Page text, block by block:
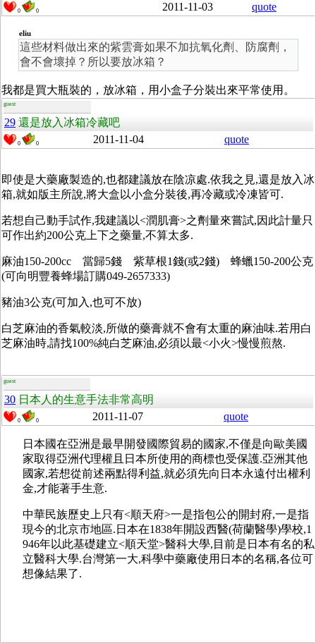
0 0 2011-11-03 quote
eliu
這些材料做出來的紫雲膏如果不加抗氧化劑、防腐劑，
會不會壞掉？所以要放冰箱？
我都是買大瓶裝的，放冰箱，用小盒子分裝出來平常使用。
guest
29 還是放入冰箱冷藏吧
0 0 2011-11-04 quote
即使是大藥廠製造的,也都建議放在陰凉處.依我之見,還是放入冰
箱,就如版主所說,將大盒以小盒分裝後,再冷藏或冷凍皆可.
若想自己動手試作,我建議以<潤肌膏>之劑量來嘗試,因此計量只
可作出約200公克上下之藥量,不算太多.
麻油150-200cc 當歸5錢 紫草根1錢(或2錢) 蜂蠟150-200公克
(可向明豐養蜂場訂購049-2657333)
豬油3公克(可加入,也可不放)
白芝麻油的香氣較淡,所做的藥膏就不會有太重的麻油味.若用白
芝麻油時,請找100%純白芝麻油,必須以最<小火>慢慢煎熬.
guest
30 日本人的生意手法非常高明
0 0 2011-11-07 quote
日本國在亞洲是最早開發國際貿易的國家,不僅是向歐美國
家取得亞洲代理權且日本所使用的商標也受保護.亞洲其他
國家,若想從前述兩點得利益,就必須先向日本永遠付出權利
金,才能著手生意.
中華民族歷史上只有<順天府>一是指包公的開封府,一是指
現今的北京市地區.日本在1838年開設西醫(荷蘭醫學)學校,1
946年以此基礎建立<順天堂>醫科大學,目前是日本有名的私
立醫科大學.台灣第一大,科學中藥廠使用日本的名稱,各位可
想像結果了.